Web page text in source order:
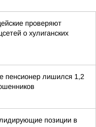
проверяют
о хулиганских
пенсионер лишился 1,2
позиции в